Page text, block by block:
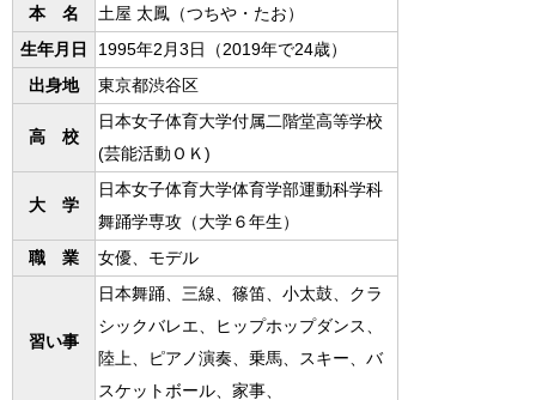
本 名
土屋 太鳳（つちや・たお）
生年月日
1995年2月3日（2019年で24歳）
出身地
東京都渋谷区
高 校
日本女子体育大学付属二階堂高等学校
(芸能活動ＯＫ)
大 学
日本女子体育大学体育学部運動科学科
舞踊学専攻（大学６年生）
職 業
女優、モデル
習い事
日本舞踊、三線、篠笛、小太鼓、クラ
シックバレエ、ヒップホップダンス、
陸上、ピアノ演奏、乗馬、スキー、バ
スケットボール、家事、